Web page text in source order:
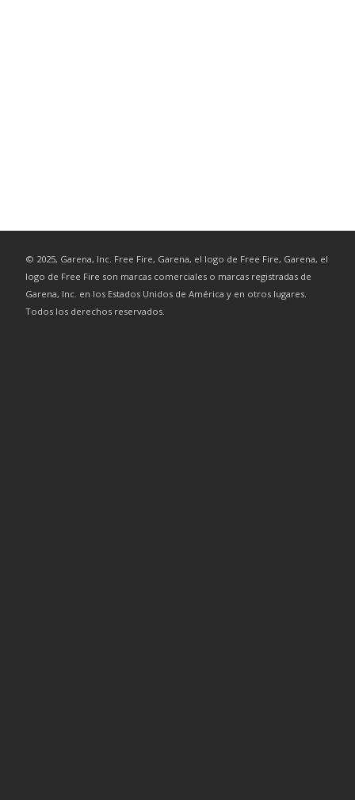
© 2025, Garena, Inc. Free Fire, Garena, el logo de Free Fire, Garena, el
logo de Free Fire son marcas comerciales o marcas registradas de
Garena, Inc. en los Estados Unidos de América y en otros lugares.
Todos los derechos reservados.